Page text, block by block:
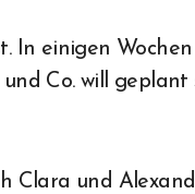
In einigen
Co. will
Clara und